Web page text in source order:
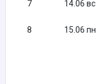
7 14.06 вс
8 15.06 пн